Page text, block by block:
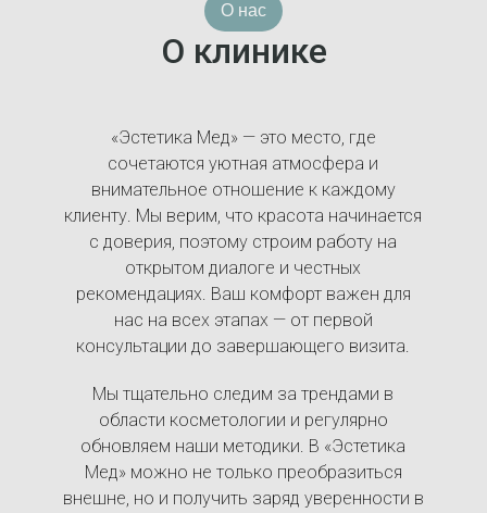
О нас
О клинике
«Эстетика Мед» — это место, где
сочетаются уютная атмосфера и
внимательное отношение к каждому
клиенту. Мы верим, что красота начинается
с доверия, поэтому строим работу на
открытом диалоге и честных
рекомендациях. Ваш комфорт важен для
нас на всех этапах — от первой
консультации до завершающего визита.
Мы тщательно следим за трендами в
области косметологии и регулярно
обновляем наши методики. В «Эстетика
Мед» можно не только преобразиться
внешне, но и получить заряд уверенности в